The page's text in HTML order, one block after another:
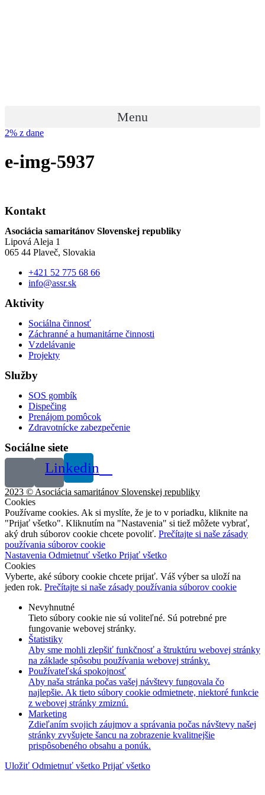
Menu
2% z dane
e-img-5937
Kontakt
Asociácia samaritánov Slovenskej republiky
Lipová Aleja 1
065 44 Plaveč, Slovakia
+421 52 775 68 66
info@assr.sk
Aktivity
Sociálna činnosť
Záchranné a humanitárne činnosti
Vzdelávanie
Projekty
Služby
SOS gombík
Dispečing
Prenájom pomôcok
Zdravotnícke zabezpečenie
Sociálne siete
Linkedin
2023 © Asociácia samaritánov Slovenskej republiky
Cookies
Používame cookies. Ak si myslíte, že je to v poriadku, kliknite na
"Prijať všetko". Kliknutím na "Nastavenia" si tiež môžete vybrať,
aký druh súborov cookie chcete povoliť. Prečítajte si naše zásady
používania súborov cookie
Nastavenia Odmietnuť všetko Prijať všetko
Cookies
Vyberte, aké súbory cookie chcete prijať. Váš výber sa uloží na
jeden rok. Prečítajte si naše zásady používania súborov cookie
Nevyhnutné
Tieto súbory cookie nie sú voliteľné. Sú potrebné pre
fungovanie webovej stránky.
Štatistiky
Aby sme mohli zlepšiť funkčnosť a štruktúru webovej stránky
na základe spôsobu používania webovej stránky.
Používateľská spokojnosť
Aby naša stránka počas vašej návštevy fungovala čo
najlepšie. Ak tieto súbory cookie odmietnete, niektoré funkcie
z webovej stránky zmiznú.
Marketing
Zdieľaním svojich záujmov a správania počas návštevy našej
stránky zvyšujete šancu na zobrazenie kvalitnejšie
prispôsobeného obsahu a ponúk.
Uložiť Odmietnuť všetko Prijať všetko